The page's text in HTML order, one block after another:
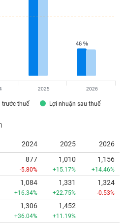
46 %
46 %
trước thuế Lợi nhuận sau thuế
2025 2026
2024 2025
2026
877
-5.80%
1,010
+15.17%
1,156
+14.46%
1,084
+16.34%
1,331
+22.75%
1,324
-0.53%
1,306
+36.04%
1,452
+11.19%